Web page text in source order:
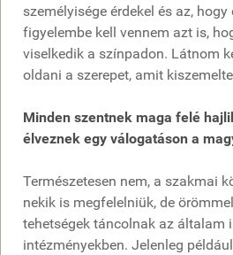
személyisége érdekel és az,
figyelembe kell vennem azt is,
viselkedik a színpadon. Látnom
oldani a szerepet, amit
Minden szentnek maga felé
élveznek egy válogatáson a
Természetesen nem, a szakmai
nekik is megfelelniük, de
tehetségek táncolnak az általam
intézményekben. Jelenleg